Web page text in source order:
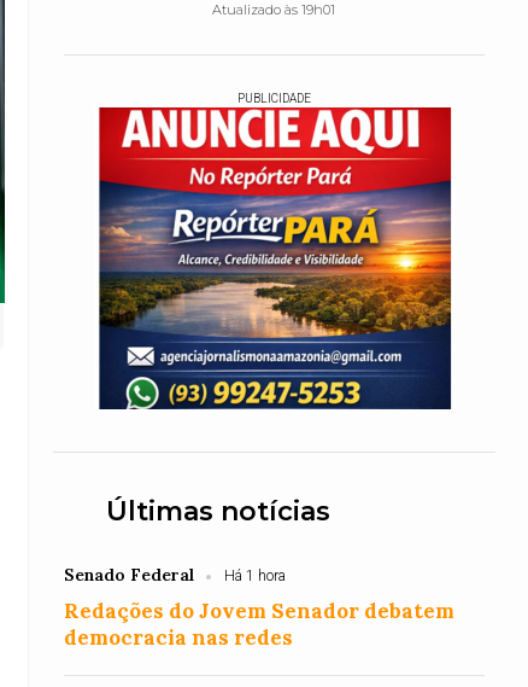
Atualizado às 19h01
PUBLICIDADE
Últimas notícias
Senado Federal Há 1 hora
Redações do Jovem Senador debatem
democracia nas redes